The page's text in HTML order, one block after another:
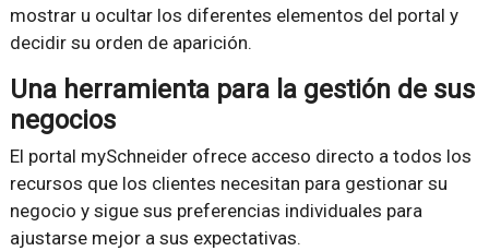
mostrar u ocultar los diferentes elementos del portal y
decidir su orden de aparición.
Una herramienta para la gestión de sus
negocios
El portal mySchneider ofrece acceso directo a todos los
recursos que los clientes necesitan para gestionar su
negocio y sigue sus preferencias individuales para
ajustarse mejor a sus expectativas.